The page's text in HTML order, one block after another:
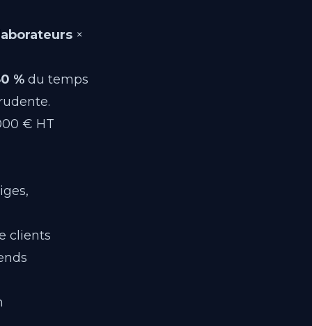
×
% du temps
€ HT
clients